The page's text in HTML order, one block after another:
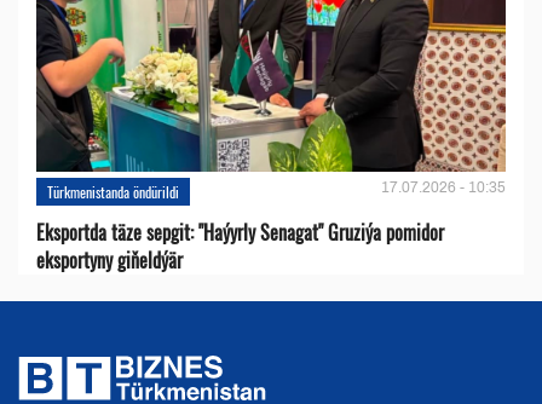
Türkmenistanda öndürildi 17.07.2026 - 10:35
Eksportda täze sepgit: "Haýyrly Senagat" Gruziýa pomidor
eksportyny giňeldýär